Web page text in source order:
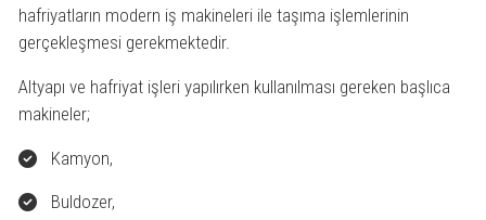
hafriyatların modern iş makineleri ile taşıma işlemlerinin
gerçekleşmesi gerekmektedir.
Altyapı ve hafriyat işleri yapılırken kullanılması gereken başlıca
makineler;
Kamyon,
Buldozer,